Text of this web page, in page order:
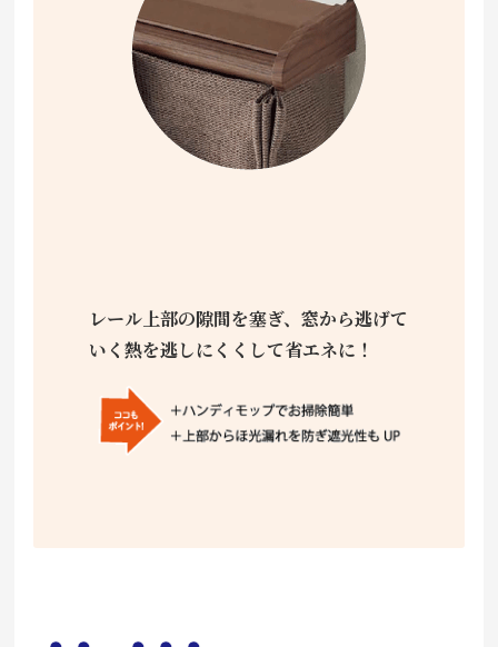
レール上部の隙間を塞ぎ、窓から逃げて
いく熱を逃しにくくして省エネに！